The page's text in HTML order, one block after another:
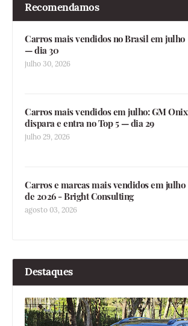
Recomendamos
Carros mais vendidos no Brasil em julho
— dia 30
julho 30, 2026
Carros mais vendidos em julho: GM Onix
dispara e entra no Top 5 — dia 29
julho 29, 2026
Carros e marcas mais vendidos em julho
de 2026 - Bright Consulting
agosto 03, 2026
Destaques